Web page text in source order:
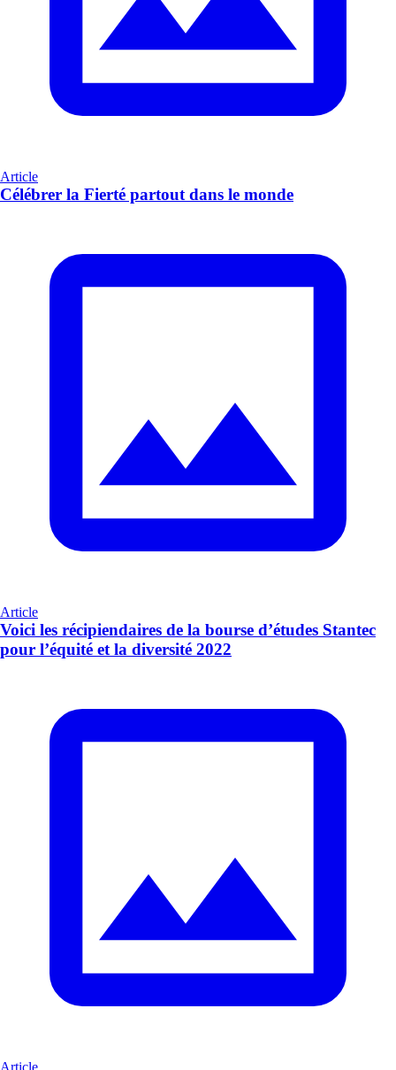
Article
Célébrer la Fierté partout dans le monde
Article
Voici les récipiendaires de la bourse d’études Stantec
pour l’équité et la diversité 2022
Article